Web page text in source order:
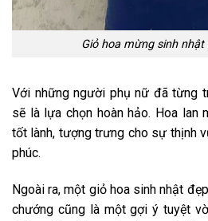
Giỏ hoa mừng sinh
Với những người phụ nữ đã từng
sẽ là lựa chọn hoàn hảo. Hoa lan
tốt lành, tượng trưng cho sự thịnh
phúc.
Ngoài ra, một giỏ hoa sinh nhật
chướng cũng là một gợi ý tuyệt